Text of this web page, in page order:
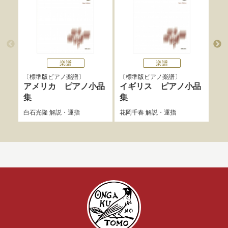
楽譜
標準版ピアノ楽譜
アメリカ ピアノ小品
集
白石光隆 解説・運指
楽譜
標準版ピアノ楽譜
イギリス ピアノ小品
集
花岡千春解説・運指